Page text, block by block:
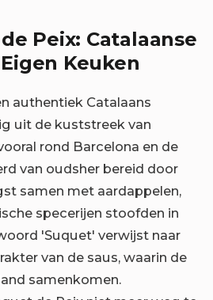
Peix: Catalaanse
Keuken
authentiek Catalaans
uit de kuststreek van
rond Barcelona en de
van oudsher bereid door
samen met aardappelen,
specerijen stoofden in
'Suquet' verwijst naar
van de saus, waarin de
samenkomen.